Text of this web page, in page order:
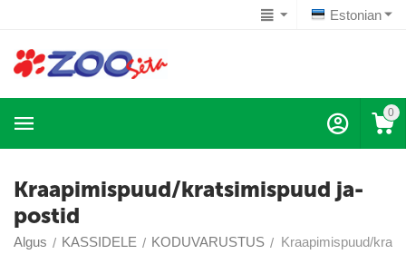
Estonian
0
Kraapimispuud/kratsimispuud ja-
postid
Algus / KASSIDELE / KODUVARUSTUS / Kraapimispuud/